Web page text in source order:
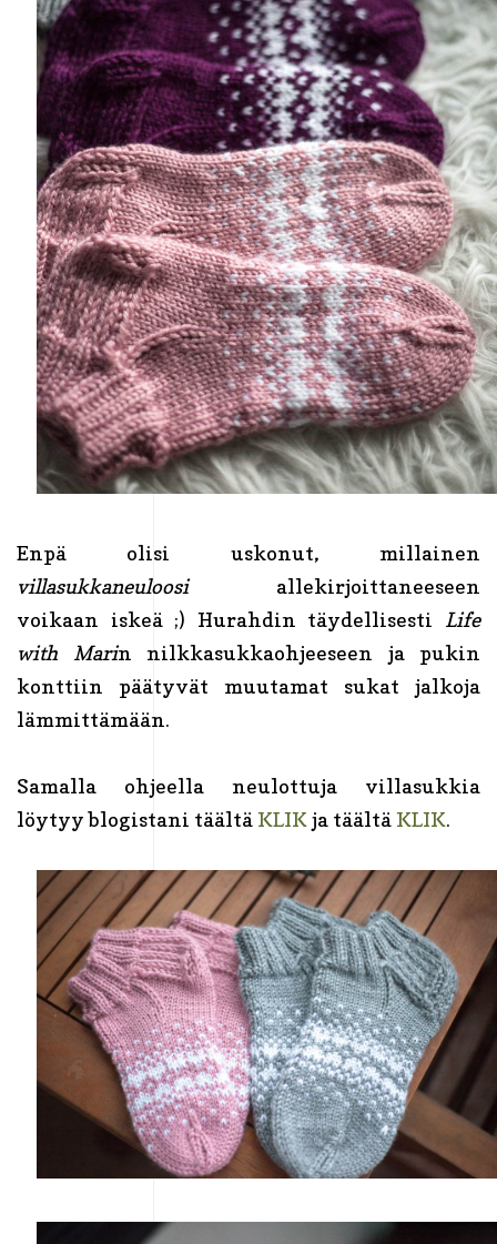
Enpä olisi uskonut, millainen
villasukkaneuloosiallekirjoittaneeseen
voikaan iskeä ;) Hurahdin täydellisesti Life
with Marin nilkkasukkaohjeeseen ja pukin
konttiin päätyvät muutamat sukat jalkoja
lämmittämään.
Samalla ohjeella neulottuja villasukkia
löytyy blogistani täältäKLIKja täältäKLIK.